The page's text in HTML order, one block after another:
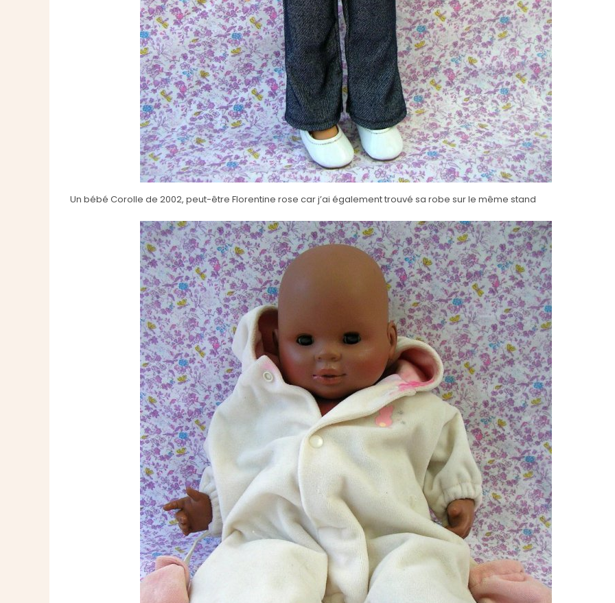
Un bébé Corolle de 2002, peut-être Florentine rose car j’ai également trouvé sa robe sur le même stand